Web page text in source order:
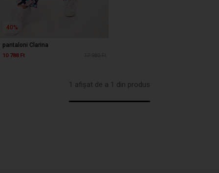
40%
pantaloni Clarina
10 788 Ft
1 afișat de a 1 din produs